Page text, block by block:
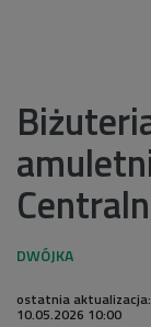
ostatnia aktualizacja:
10.05.2026 10:00